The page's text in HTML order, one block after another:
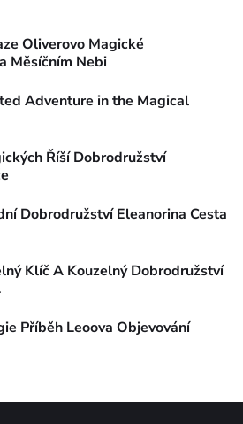
Oliverovo Magické
Měsíčním Nebi
Adventure in the Magical
Říší Dobrodružství
Dobrodružství Eleanorina Cesta
Klíč A Kouzelný Dobrodružství
Příběh Leoova Objevování